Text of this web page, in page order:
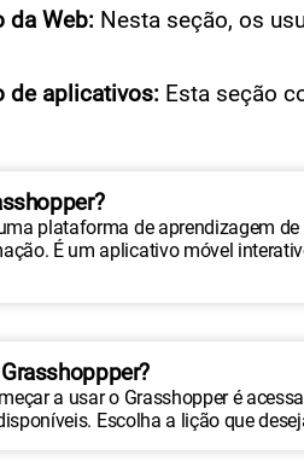
da Web: Nesta seção, os
de aplicativos: Esta seção
plataforma de aprendizagem
É um aplicativo móvel
a usar o Grasshopper é
Escolha a lição que